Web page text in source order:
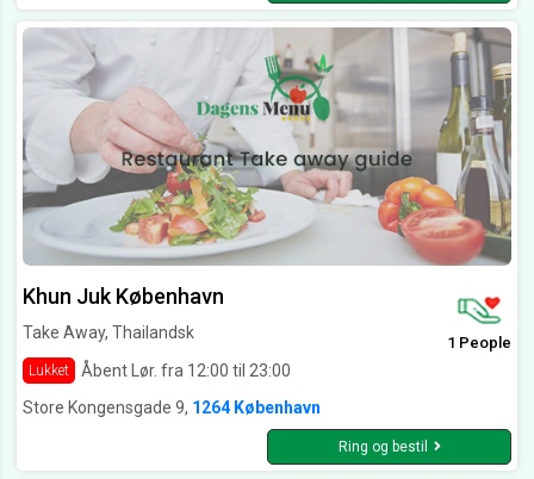
Khun Juk København
Take Away, Thailandsk
Lukket Åbent Lør. fra 12:00 til 23:00
1 People
Store Kongensgade 9, 1264 København
Ring og bestil